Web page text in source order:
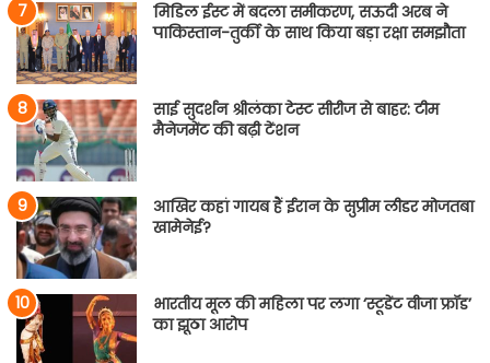
मिडिल ईस्ट में बदला समीकरण, सऊदी अरब ने
पाकिस्तान-तुर्की के साथ किया बड़ा रक्षा समझौता
साई सुदर्शन श्रीलंका टेस्ट सीरीज से बाहर: टीम
मैनेजमेंट की बढ़ी टेंशन
आखिर कहां गायब हैं ईरान के सुप्रीम लीडर मोजतबा
खामेनेई?
भारतीय मूल की महिला पर लगा ‘स्टूडेंट वीजा फ्रॉड’
का झूठा आरोप